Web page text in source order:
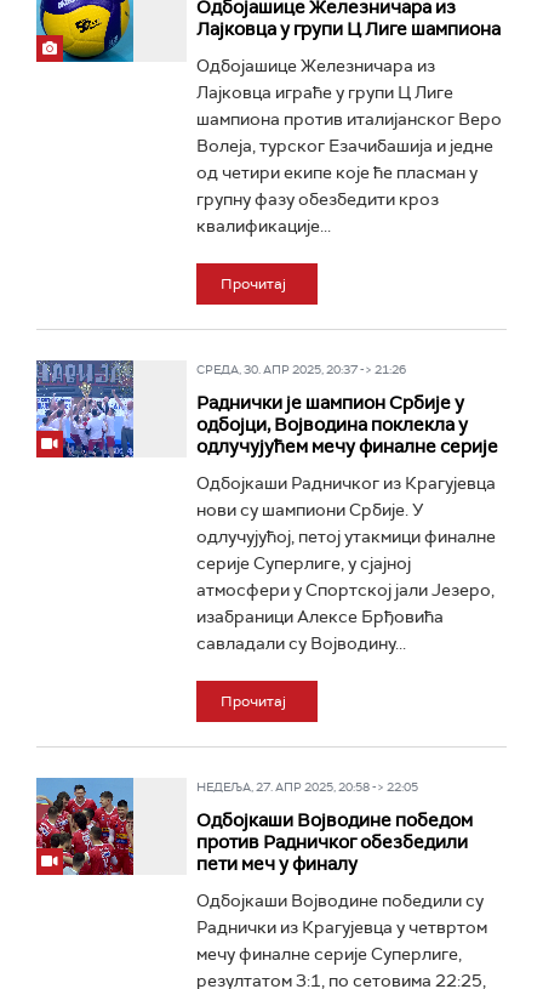
Одбојашице Железничара из
Лајковца у групи Ц Лиге шампиона
Одбојашице Железничара из
Лајковца играће у групи Ц Лиге
шампиона против италијанског Веро
Волеја, турског Езачибашија и једне
од четири екипе које ће пласман у
групну фазу обезбедити кроз
квалификације...
Прочитај
СРЕДА, 30. АПР 2025, 20:37 -> 21:26
Раднички је шампион Србије у
одбојци, Војводина поклекла у
одлучујућем мечу финалне серије
Одбојкаши Радничког из Крагујевца
нови су шампиони Србије. У
одлучујућој, петој утакмици финалне
серије Суперлиге, у сјајној
атмосфери у Спортској јали Језеро,
изабраници Алексе Брђовића
савладали су Војводину...
Прочитај
НЕДЕЉА, 27. АПР 2025, 20:58 -> 22:05
Одбојкаши Војводине победом
против Радничког обезбедили
пети меч у финалу
Одбојкаши Војводине победили су
Раднички из Крагујевца у четвртом
мечу финалне серије Суперлиге,
резултатом 3:1, по сетовима 22:25,